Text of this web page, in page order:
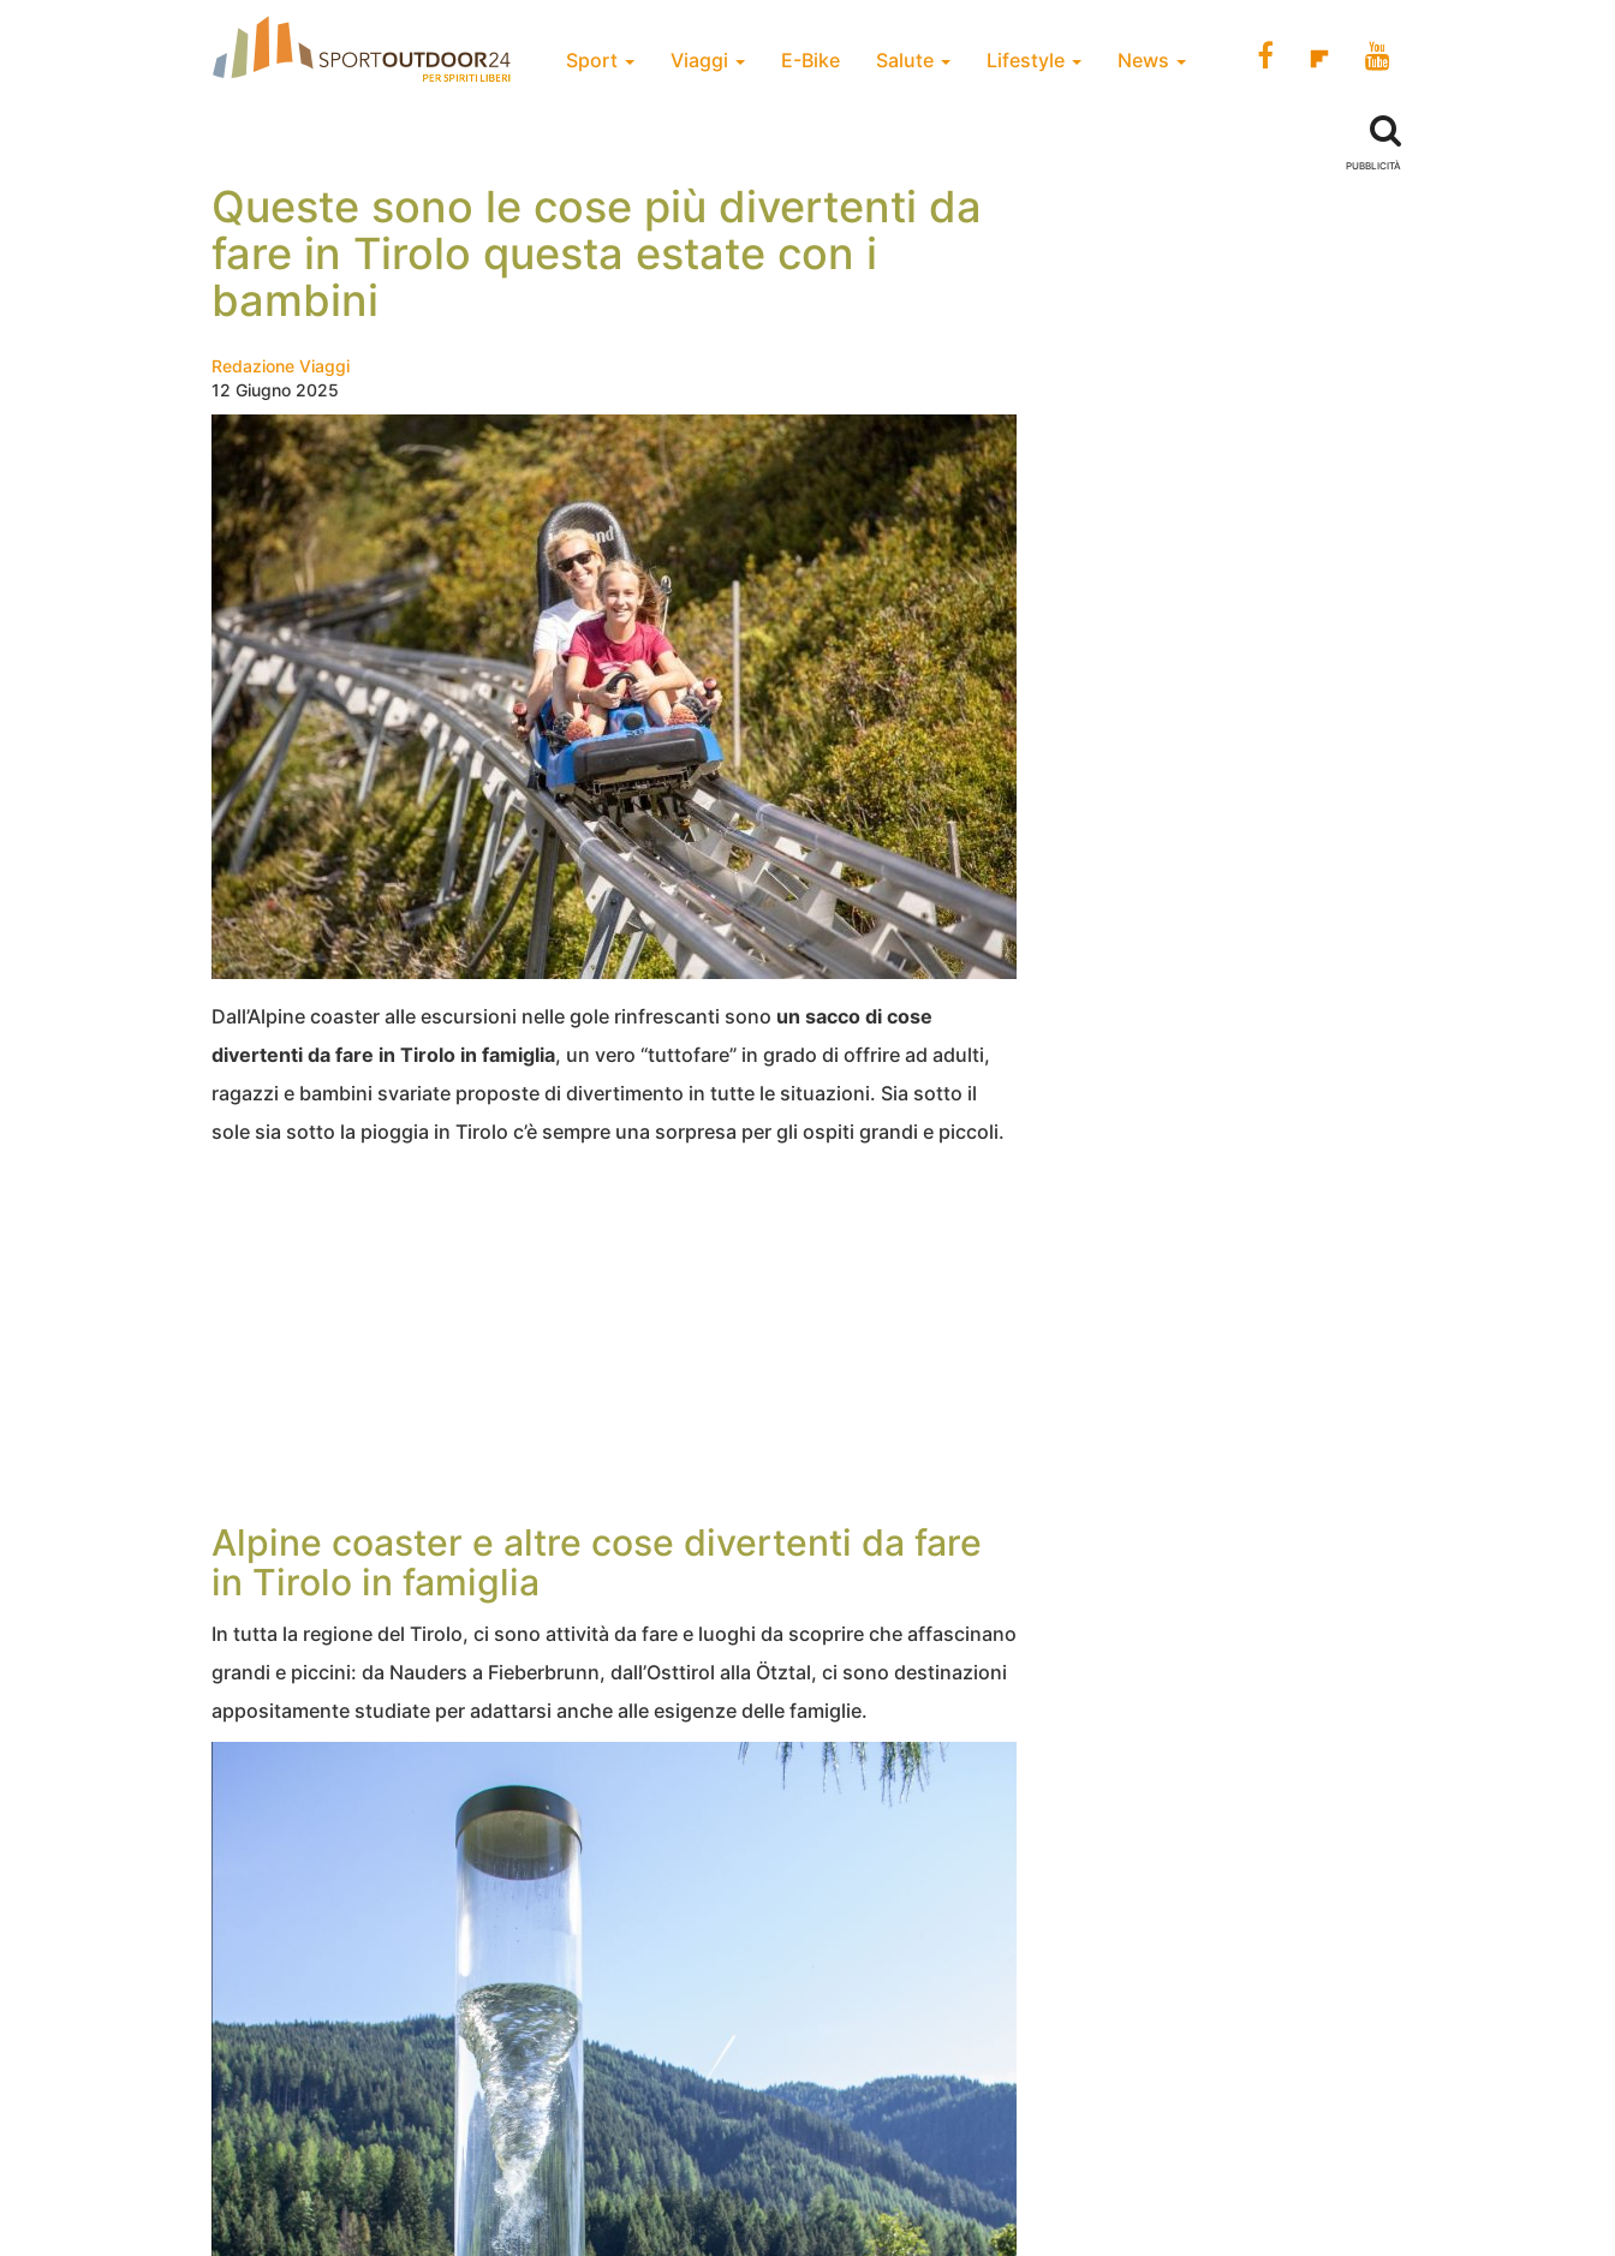
Sport Viaggi E-Bike Salute Lifestyle News
Queste sono le cose più divertenti da
fare in Tirolo questa estate con i
bambini
Redazione Viaggi
12 Giugno 2025
Dall’Alpine coaster alle escursioni nelle gole rinfrescanti sono un sacco di cose
divertenti da fare in Tirolo in famiglia, un vero “tuttofare” in grado di offrire ad adulti,
ragazzi e bambini svariate proposte di divertimento in tutte le situazioni. Sia sotto il
sole sia sotto la pioggia in Tirolo c’è sempre una sorpresa per gli ospiti grandi e piccoli.
Alpine coaster e altre cose divertenti da fare
in Tirolo in famiglia
In tutta la regione del Tirolo, ci sono attività da fare e luoghi da scoprire che affascinano
grandi e piccini: da Nauders a Fieberbrunn, dall’Osttirol alla Ötztal, ci sono destinazioni
appositamente studiate per adattarsi anche alle esigenze delle famiglie.
PUBBLICITÀ